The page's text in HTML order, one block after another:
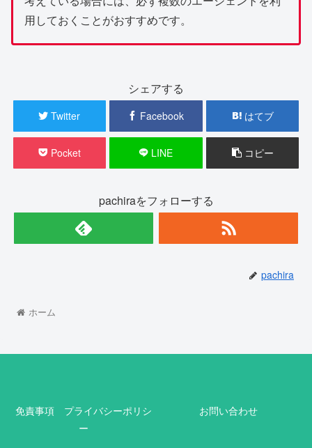
用しておくことがおすすめです。
シェアする
Twitter Facebook はてブ
Pocket LINE コピー
pachiraをフォローする
pachira
ホーム
免責事項 プライバシーポリシ
ー
お問い合わせ